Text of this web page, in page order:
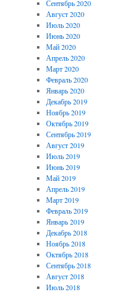
Сентябрь 2020
Август 2020
Июль 2020
Июнь 2020
Май 2020
Апрель 2020
Март 2020
Февраль 2020
Январь 2020
Декабрь 2019
Ноябрь 2019
Октябрь 2019
Сентябрь 2019
Август 2019
Июль 2019
Июнь 2019
Май 2019
Апрель 2019
Март 2019
Февраль 2019
Январь 2019
Декабрь 2018
Ноябрь 2018
Октябрь 2018
Сентябрь 2018
Август 2018
Июль 2018